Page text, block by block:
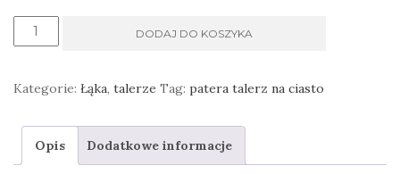
ilość
ciasto
DODAJ DO KOSZYKA
Kategorie: Łąka, talerze Tag: patera talerz na ciasto
Opis Dodatkowe informacje